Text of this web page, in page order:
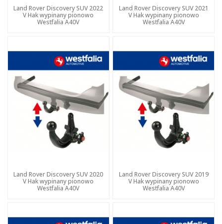
Land Rover Discovery SUV 2022
V Hak wypinany pionowo
Westfalia A40V
Land Rover Discovery SUV 2021
V Hak wypinany pionowo
Westfalia A40V
Land Rover Discovery SUV 2020
V Hak wypinany pionowo
Westfalia A40V
Land Rover Discovery SUV 2019
V Hak wypinany pionowo
Westfalia A40V